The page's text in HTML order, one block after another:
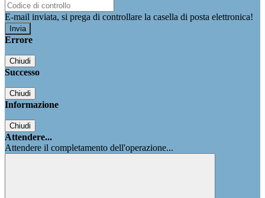
E-mail inviata, si prega di controllare la casella di posta elettronica!
Errore
Chiudi
Successo
Chiudi
Informazione
Chiudi
Attendere...
Attendere il completamento dell'operazione...